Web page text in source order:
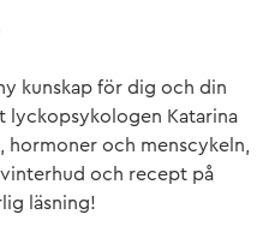
kunskap för dig och din
lyckopsykologen Katarina
hormoner och menscykeln,
och recept på
läsning!